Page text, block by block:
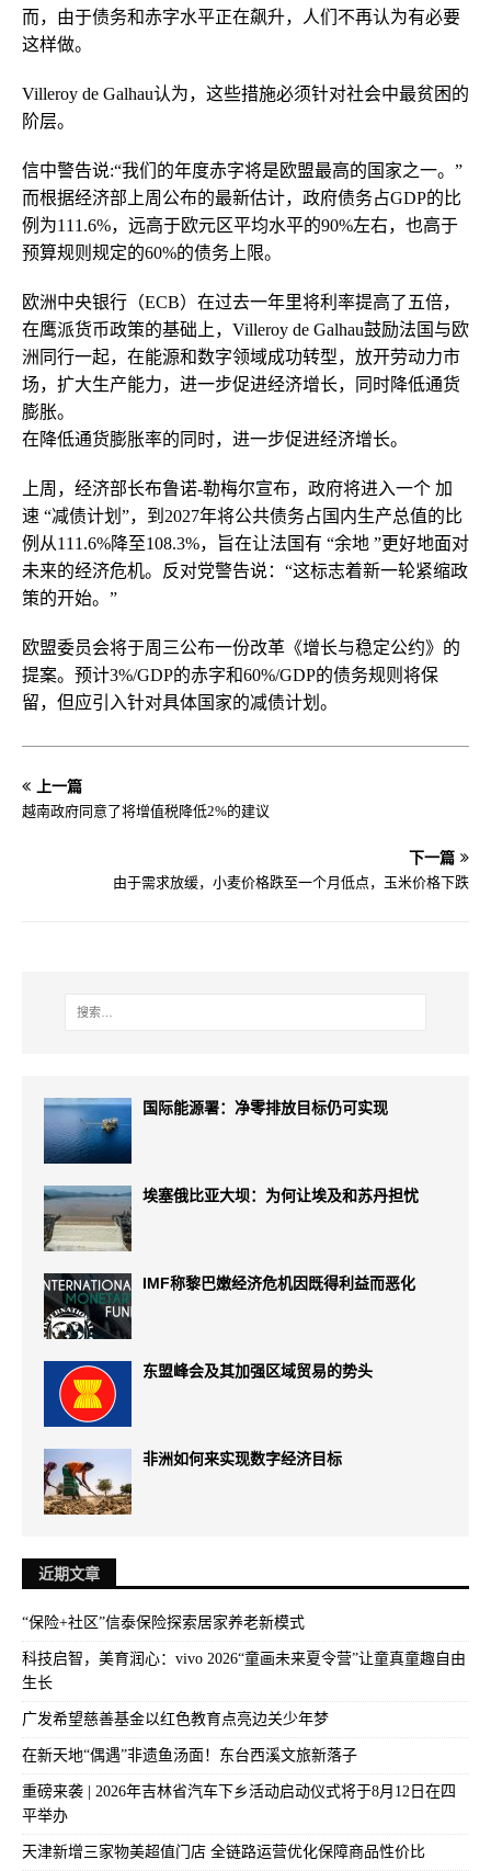
而，由于债务和赤字水平正在飙升，人们不再认为有必要
这样做。
Villeroy de Galhau认为，这些措施必须针对社会中最贫困的
阶层。
信中警告说:“我们的年度赤字将是欧盟最高的国家之一。”
而根据经济部上周公布的最新估计，政府债务占GDP的比
例为111.6%，远高于欧元区平均水平的90%左右，也高于
预算规则规定的60%的债务上限。
欧洲中央银行（ECB）在过去一年里将利率提高了五倍，
在鹰派货币政策的基础上，Villeroy de Galhau鼓励法国与欧
洲同行一起，在能源和数字领域成功转型，放开劳动力市
场，扩大生产能力，进一步促进经济增长，同时降低通货
膨胀。
在降低通货膨胀率的同时，进一步促进经济增长。
上周，经济部长布鲁诺-勒梅尔宣布，政府将进入一个 加
速 “减债计划”，到2027年将公共债务占国内生产总值的比
例从111.6%降至108.3%，旨在让法国有 “余地 ”更好地面对
未来的经济危机。反对党警告说：“这标志着新一轮紧缩政
策的开始。”
欧盟委员会将于周三公布一份改革《增长与稳定公约》的
提案。预计3%/GDP的赤字和60%/GDP的债务规则将保
留，但应引入针对具体国家的减债计划。
上一篇
越南政府同意了将增值税降低2%的建议
下一篇
由于需求放缓，小麦价格跌至一个月低点，玉米价格下跌
国际能源署：净零排放目标仍可实现
埃塞俄比亚大坝：为何让埃及和苏丹担忧
IMF称黎巴嫩经济危机因既得利益而恶化
东盟峰会及其加强区域贸易的势头
非洲如何来实现数字经济目标
近期文章
“保险+社区”信泰保险探索居家养老新模式
科技启智，美育润心：vivo 2026“童画未来夏令营”让童真童趣自由
生长
广发希望慈善基金以红色教育点亮边关少年梦
在新天地“偶遇”非遗鱼汤面！东台西溪文旅新落子
重磅来袭 | 2026年吉林省汽车下乡活动启动仪式将于8月12日在四
平举办
天津新增三家物美超值门店 全链路运营优化保障商品性价比